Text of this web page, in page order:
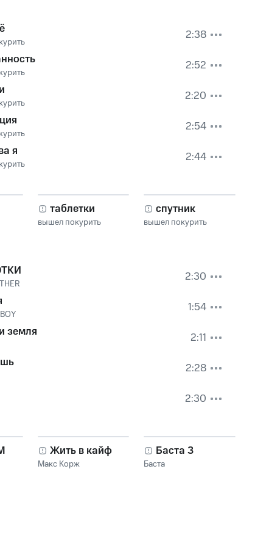
2:38
2:52
2:20
2:54
я
2:44
таблетки
вышел покурить
спутник
вышел покурить
2:30
1:54
земля
2:11
2:28
2:30
Жить в кайф
Макс Корж
Баста 3
Баста